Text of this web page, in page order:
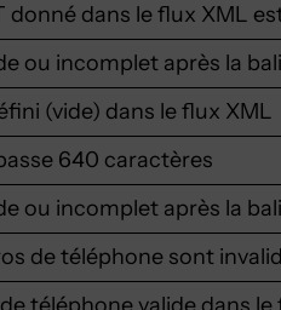
donné dans le flux XML
ou incomplet après la
(vide) dans le flux XML
640 caractères
ou incomplet après la
de téléphone sont